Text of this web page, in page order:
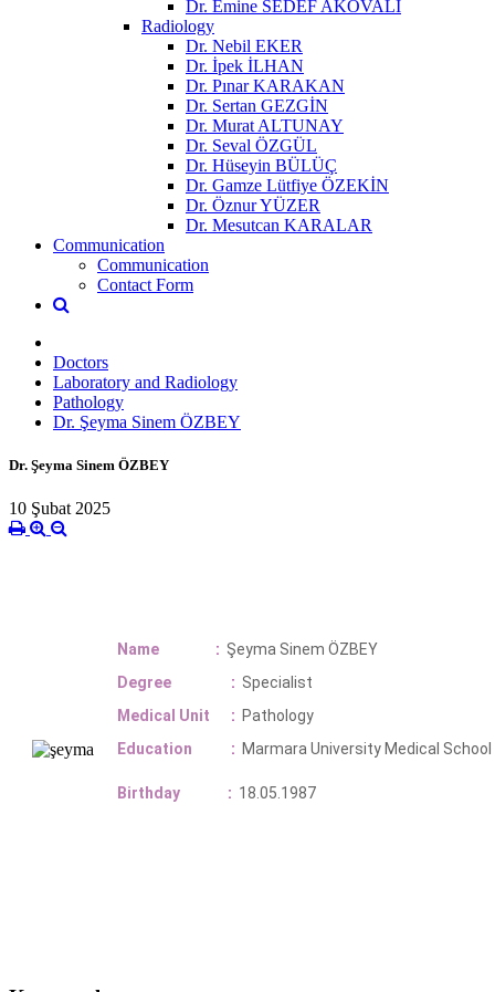
Dr. Emine SEDEF AKOVALI
Radiology
Dr. Nebil EKER
Dr. İpek İLHAN
Dr. Pınar KARAKAN
Dr. Sertan GEZGİN
Dr. Murat ALTUNAY
Dr. Seval ÖZGÜL
Dr. Hüseyin BÜLÜÇ
Dr. Gamze Lütfiye ÖZEKİN
Dr. Öznur YÜZER
Dr. Mesutcan KARALAR
Communication
Communication
Contact Form
Doctors
Laboratory and Radiology
Pathology
Dr. Şeyma Sinem ÖZBEY
Dr. Şeyma Sinem ÖZBEY
10 Şubat 2025
Name : Şeyma Sinem ÖZBEY
Degree
: Specialist
Medical Unit
: Pathology
Education
: Marmara University Medical School
Birthday : 18.05.1987